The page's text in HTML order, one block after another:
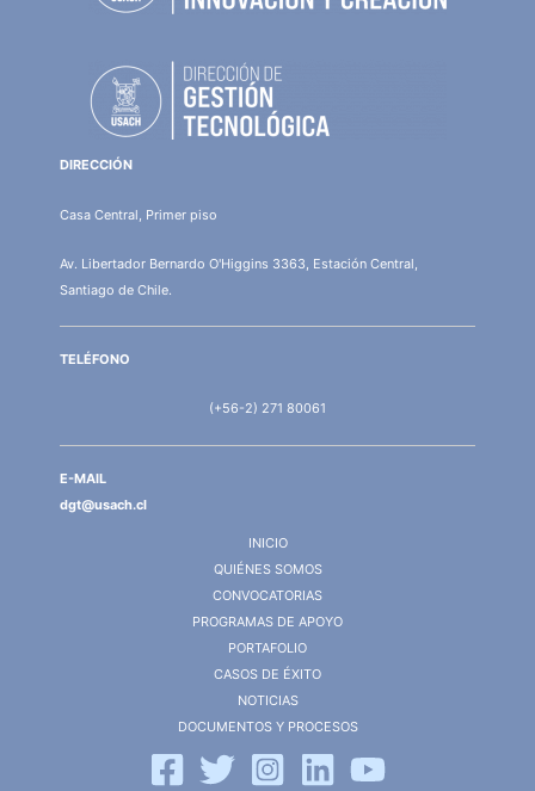
DIRECCIÓN
Casa Central, Primer piso
Av. Libertador Bernardo O'Higgins 3363, Estación Central,
Santiago de Chile.
TELÉFONO
(+56-2) 271 80061
E-MAIL
dgt@usach.cl
INICIO
QUIÉNES SOMOS
CONVOCATORIAS
PROGRAMAS DE APOYO
PORTAFOLIO
CASOS DE ÉXITO
NOTICIAS
DOCUMENTOS Y PROCESOS